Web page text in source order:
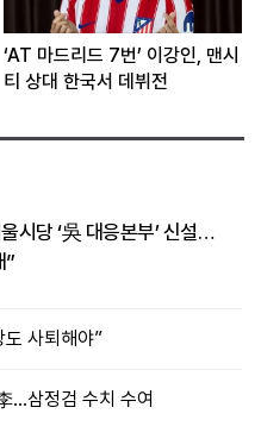
‘AT 마드리드 7번’ 이강인, 맨시
티 상대 한국서 데뷔전
시당 ‘吳 대응본부’ 신설…
”
사퇴해야”
…삼정검 수치 수여